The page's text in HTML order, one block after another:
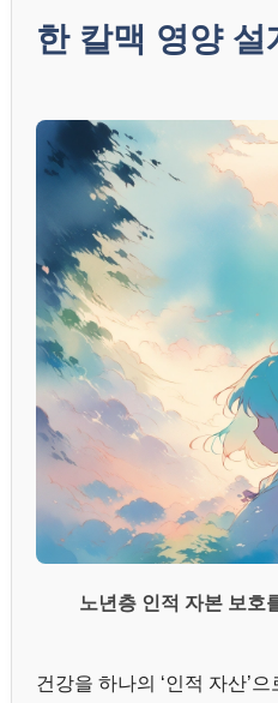
한 칼맥 영양 설
노년층 인적 자본 보호
건강을 하나의 ‘인적 자산’